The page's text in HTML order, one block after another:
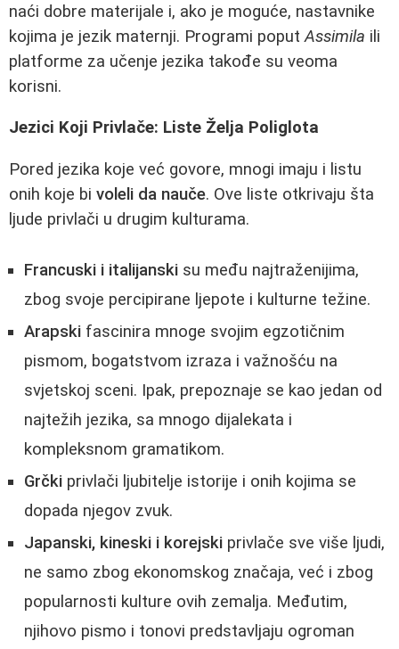
naći dobre materijale i, ako je moguće, nastavnike
kojima je jezik maternji. Programi poputAssimila ili
platforme za učenje jezika takođe su veoma
korisni.
Jezici Koji Privlače: Liste Želja Poliglota
Pored jezika koje već govore, mnogi imaju i listu
onih koje bi voleli da nauče. Ove liste otkrivaju šta
ljude privlači u drugim kulturama.
Francuski i italijanski su među najtraženijima,
zbog svoje percipirane ljepote i kulturne težine.
Arapski fascinira mnoge svojim egzotičnim
pismom, bogatstvom izraza i važnošću na
svjetskoj sceni. Ipak, prepoznaje se kao jedan od
najtežih jezika, sa mnogo dijalekata i
kompleksnom gramatikom.
Grčki privlači ljubitelje istorije i onih kojima se
dopada njegov zvuk.
Japanski, kineski i korejski privlače sve više ljudi,
ne samo zbog ekonomskog značaja, već i zbog
popularnosti kulture ovih zemalja. Međutim,
njihovo pismo i tonovi predstavljaju ogroman